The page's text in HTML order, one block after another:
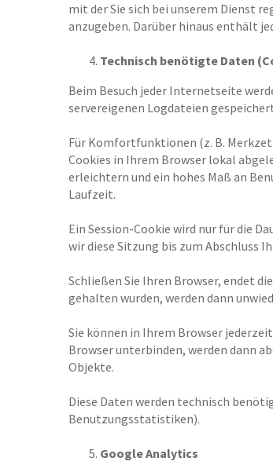
mit der Sie sich bei unserem Dienst
anzugeben. Darüber hinaus enthält
Technisch benötigte Daten
Beim Besuch jeder Internetseite
servereigenen Logdateien
Für Komfortfunktionen (z. B.
Cookies in Ihrem Browser lokal
erleichtern und ein hohes Maß an
Laufzeit.
Ein Session-Cookie wird nur für die
wir diese Sitzung bis zum Abschluss
Schließen Sie Ihren Browser, endet
gehalten wurden, werden dann
Sie können in Ihrem Browser
Browser unterbinden, werden dann
Objekte.
Diese Daten werden technisch
Benutzungsstatistiken).
Google Analytics